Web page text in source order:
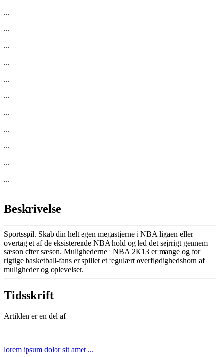
...
...
...
...
...
...
...
...
...
...
...
Beskrivelse
Sportsspil. Skab din helt egen megastjerne i NBA ligaen eller
overtag et af de eksisterende NBA hold og led det sejrrigt gennem
sæson efter sæson. Mulighederne i NBA 2K13 er mange og for
rigtige basketball-fans er spillet et regulært overflødighedshorn af
muligheder og oplevelser.
Tidsskrift
Artiklen er en del af
lorem ipsum dolor sit amet ...